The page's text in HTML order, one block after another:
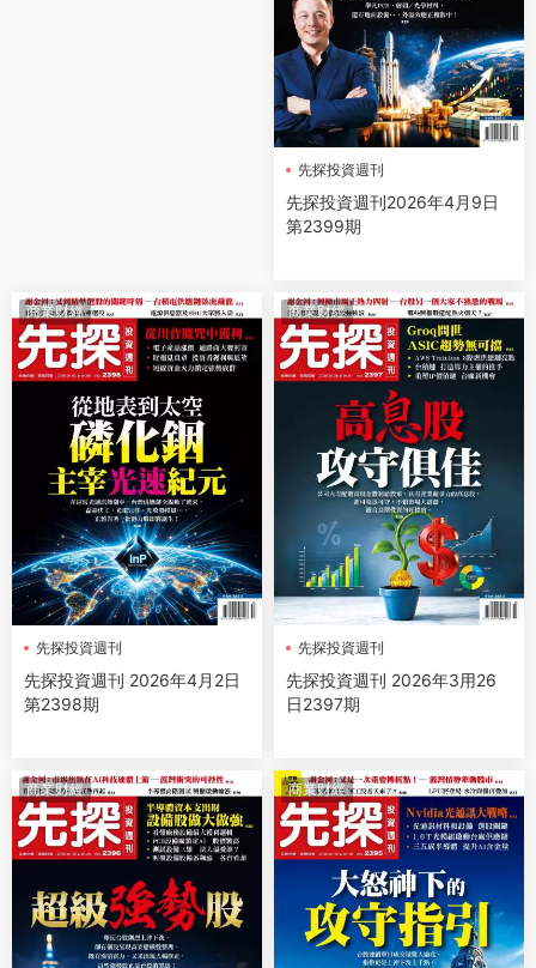
先探投資週刊
先探投資週刊2026年4月9日
第2399期
商業财經
先探投資週刊
先探投資週刊 2026年4月2日
第2398期
商業财經
先探投資週刊
先探投資週刊 2026年3用26
日2397期
商業财經 商業财經